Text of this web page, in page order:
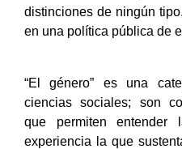
distinciones de ningún
en una política pública de
“El género” es una
ciencias sociales; son
que permiten
experiencia la que